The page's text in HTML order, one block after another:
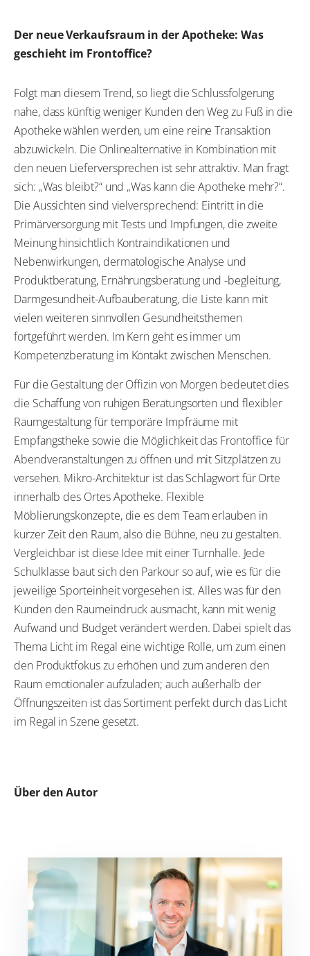
Der neue Verkaufsraum in der Apotheke: Was
geschieht im Frontoffice?
Folgt man diesem Trend, so liegt die Schlussfolgerung
nahe, dass künftig weniger Kunden den Weg zu Fuß in die
Apotheke wählen werden, um eine reine Transaktion
abzuwickeln. Die Onlinealternative in Kombination mit
den neuen Lieferversprechen ist sehr attraktiv. Man fragt
sich: „Was bleibt?“ und „Was kann die Apotheke mehr?“.
Die Aussichten sind vielversprechend: Eintritt in die
Primärversorgung mit Tests und Impfungen, die zweite
Meinung hinsichtlich Kontraindikationen und
Nebenwirkungen, dermatologische Analyse und
Produktberatung, Ernährungsberatung und -begleitung,
Darmgesundheit-Aufbauberatung, die Liste kann mit
vielen weiteren sinnvollen Gesundheitsthemen
fortgeführt werden. Im Kern geht es immer um
Kompetenzberatung im Kontakt zwischen Menschen.
Für die Gestaltung der Offizin von Morgen bedeutet dies
die Schaffung von ruhigen Beratungsorten und flexibler
Raumgestaltung für temporäre Impfräume mit
Empfangstheke sowie die Möglichkeit das Frontoffice für
Abendveranstaltungen zu öffnen und mit Sitzplätzen zu
versehen. Mikro-Architektur ist das Schlagwort für Orte
innerhalb des Ortes Apotheke. Flexible
Möblierungskonzepte, die es dem Team erlauben in
kurzer Zeit den Raum, also die Bühne, neu zu gestalten.
Vergleichbar ist diese Idee mit einer Turnhalle. Jede
Schulklasse baut sich den Parkour so auf, wie es für die
jeweilige Sporteinheit vorgesehen ist. Alles was für den
Kunden den Raumeindruck ausmacht, kann mit wenig
Aufwand und Budget verändert werden. Dabei spielt das
Thema Licht im Regal eine wichtige Rolle, um zum einen
den Produktfokus zu erhöhen und zum anderen den
Raum emotionaler aufzuladen; auch außerhalb der
Öffnungszeiten ist das Sortiment perfekt durch das Licht
im Regal in Szene gesetzt.
Über den Autor